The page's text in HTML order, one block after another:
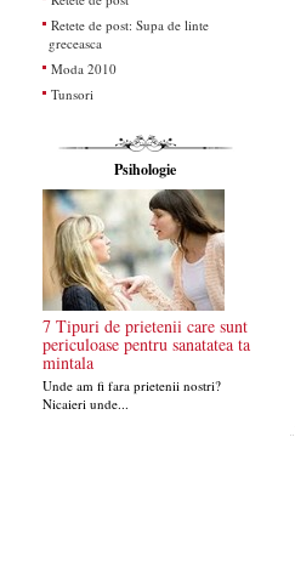
Retete de post: Supa de linte
greceasca
Moda 2010
Tunsori
Psihologie
7 Tipuri de prietenii care sunt
periculoase pentru sanatatea ta
mintala
Unde am fi fara prietenii nostri?
Nicaieri unde...